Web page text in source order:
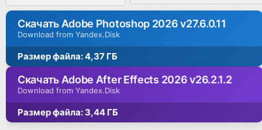
Скачать Adobe Photoshop 2026 v27.6.0.11
Download from Yandex.Disk
Размер файла: 4,37 ГБ
Скачать Adobe After Effects 2026 v26.2.1.2
Download from Yandex.Disk
Размер файла: 3,44 ГБ